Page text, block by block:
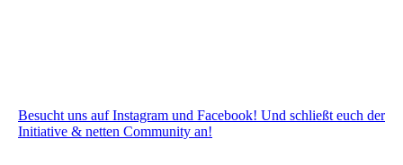
Besucht uns auf Instagram und Facebook! Und schließt euch der
Initiative & netten Community an!